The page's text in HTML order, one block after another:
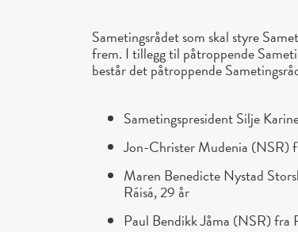
Sametingsrådet som skal styre
frem. I tillegg til påtroppende
består det påtroppende
Sametingspresident Silje
Jon-Christer Mudenia (NSR)
Maren Benedicte Nystad
Ráisá, 29 år
Paul Bendikk Jåma (NSR) fra